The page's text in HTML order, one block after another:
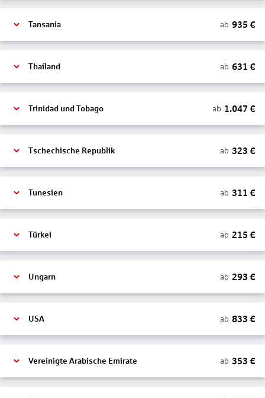
Tansania ab 935 €
Thailand ab 631 €
Trinidad und Tobago ab 1.047 €
Tschechische Republik ab 323 €
Tunesien ab 311 €
Türkei ab 215 €
Ungarn ab 293 €
USA ab 833 €
Vereinigte Arabische Emirate ab 353 €